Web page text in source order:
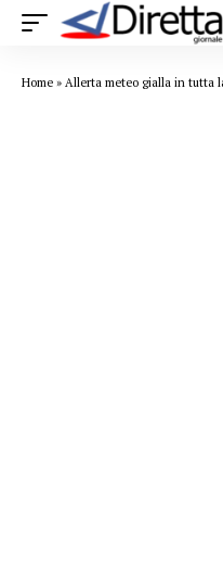
Home » Allerta meteo gialla in tutta